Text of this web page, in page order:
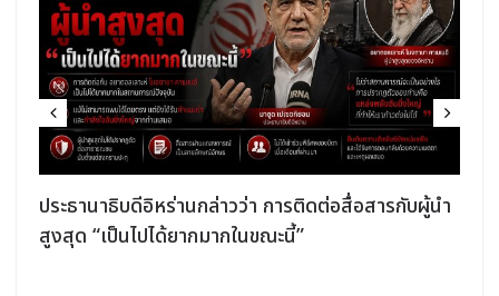
ประธานาธิบดีอิหร่านกล่าวว่า การติดต่อสื่อสารกับผู้นำ
สูงสุด “เป็นไปได้ยากมากในขณะนี้”